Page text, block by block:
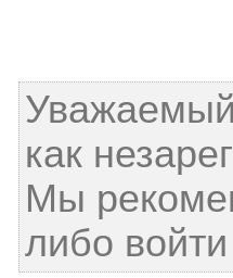
как
Мы
либо